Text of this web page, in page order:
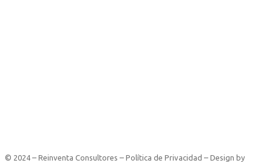
© 2024 – Reinventa Consultores – Política de Privacidad – Design by